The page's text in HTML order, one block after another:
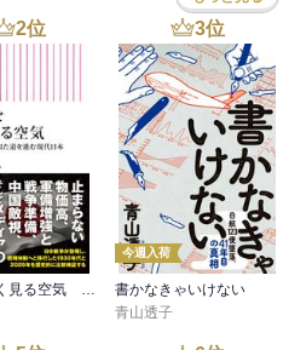
2位
戦争を甘く見る空気 1930年代と似た道を進む現代日本
3位
今週入荷
書かなきゃいけない
青山透子